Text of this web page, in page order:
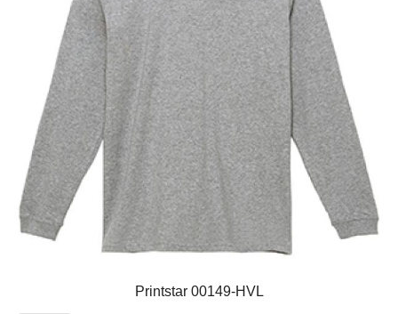
Printstar 00149-HVL